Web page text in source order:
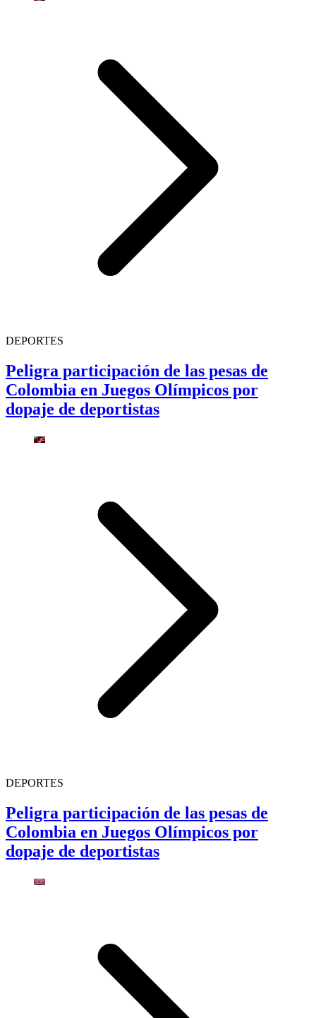
DEPORTES
Peligra participación de las pesas de
Colombia en Juegos Olímpicos por
dopaje de deportistas
DEPORTES
Peligra participación de las pesas de
Colombia en Juegos Olímpicos por
dopaje de deportistas